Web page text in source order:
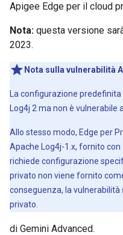
Apigee Edge per il cloud
Nota: questa versione
2023.
Nota sulla vulnerabilità
La configurazione
Log4j 2 ma non è vulnerabile
Allo stesso modo, Edge per
Apache Log4j-1.x, fornito
richiede configurazione
privato non viene fornito
conseguenza, la vulnerabilità
privato.
di Gemini Advanced.